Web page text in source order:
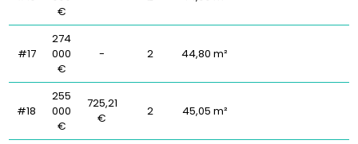
€
#17
274
000
€
- 2 44,80 m²
#18
255
000
€
725,21
€
2 45,05 m²